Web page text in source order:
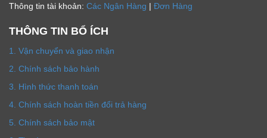
Thông tin tài khoản: Các Ngân Hàng | Đơn Hàng
THÔNG TIN BỔ ÍCH
1. Vận chuyển và giao nhận
2. Chính sách bảo hành
3. Hình thức thanh toán
4. Chính sách hoàn tiền đổi trả hàng
5. Chính sách bảo mật